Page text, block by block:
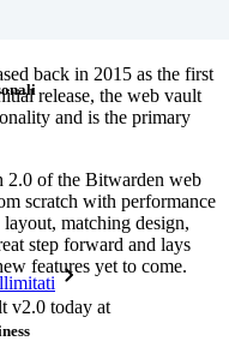
back in 2015 as the first
release, the web vault
and is the primary
2.0 of the Bitwarden web
scratch with performance
matching design,
step forward and lays
features yet to come.
v2.0 today at